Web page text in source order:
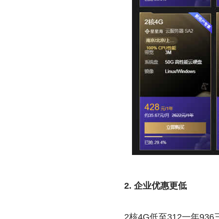
2. 企业优惠更低
2核4G低至312一年936